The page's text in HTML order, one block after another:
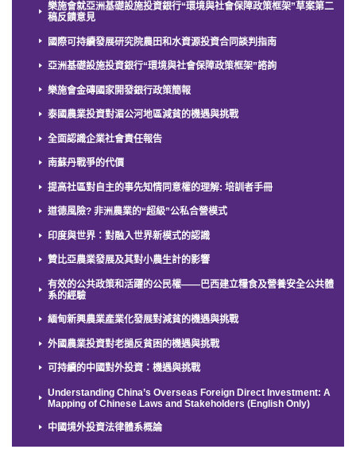
樂施會就亞洲基礎設施投資銀行“環境與社會保障政策框架”草案第二
稿反饋意見
國際可持續發展研究院農田和水資源投資合同談判指南
亞洲基礎設施投資銀行“環境與社會保障政策框架”諮詢
樂施會金磚國家開發銀行政策簡報
泰國農業投資對湄公河地區減貧的機遇與挑戰
全面認識企業社會責任報告
南蘇丹戰爭的代價
提高社區對自主的事先知情同意權的理解: 培訓者手冊
道德風險? 非洲農業的“超級”公私合營模式
印度與世界：對融入世界新模式的認識
贊比亞農業發展及其對小農生計的影響
有效的公共政策和活躍的公民權——巴西建立糧食及營養安全公共體
系的經驗
緬甸新興農業產業化發展對減貧的機遇與挑戰
外國農業投資對老撾反貧困的機遇與挑戰
可持續的中國對外投資：機遇與挑戰
Understanding China’s Overseas Foreign Direct Investment: A
Mapping of Chinese Laws and Stakeholders (English Only)
中國境外投資法律體系概論